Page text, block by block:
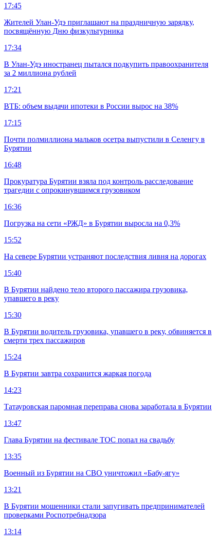
17:45
Жителей Улан-Удэ приглашают на праздничную зарядку,
посвящённую Дню физкультурника
17:34
В Улан-Удэ иностранец пытался подкупить правоохранителя
за 2 миллиона рублей
17:21
ВТБ: объем выдачи ипотеки в России вырос на 38%
17:15
Почти полмиллиона мальков осетра выпустили в Селенгу в
Бурятии
16:48
Прокуратура Бурятии взяла под контроль расследование
трагедии с опрокинувшимся грузовиком
16:36
Погрузка на сети «РЖД» в Бурятии выросла на 0,3%
15:52
На севере Бурятии устраняют последствия ливня на дорогах
15:40
В Бурятии найдено тело второго пассажира грузовика,
упавшего в реку
15:30
В Бурятии водитель грузовика, упавшего в реку, обвиняется в
смерти трех пассажиров
15:24
В Бурятии завтра сохранится жаркая погода
14:23
Татауровская паромная переправа снова заработала в Бурятии
13:47
Глава Бурятии на фестивале ТОС попал на свадьбу
13:35
Военный из Бурятии на СВО уничтожил «Бабу-ягу»
13:21
В Бурятии мошенники стали запугивать предпринимателей
проверками Роспотребнадзора
13:14